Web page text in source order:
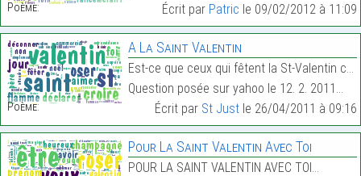
Poème:
Écrit par Patric le 09/02/2012 à 11:09
Poème:
A La Saint Valentin
Est-ce que ceux qui fêtent la St-Valentin croient
Question posée sur yahoo le 12. 2. 2011…
Écrit par St Justle 26/04/2011 à 09:16
Pour La Saint Valentin Avec Toi
POUR LA SAINT VALENTIN AVEC TOI…